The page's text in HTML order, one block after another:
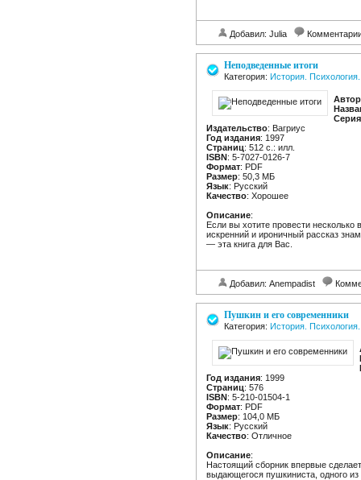
Добавил: Julia
Неподведенные итоги
Категория: История.
Автор
Серия
Издательство: Вагриус
Год издания: 1997
Страниц: 512 с.: илл.
ISBN: 5-7027-0126-7
Формат: PDF
Размер: 50,3 МБ
Язык: Русский
Качество: Хорошее
Описание:
Если вы хотите провести
искренний и ироничный рассказ
— эта книга для Вас.
Добавил: Anempadist
Пушкин и его современники
Категория: История.
Год издания: 1999
Страниц: 576
ISBN: 5-210-01504-1
Формат: PDF
Размер: 104,0 МБ
Язык: Русский
Качество: Отличное
Описание:
Настоящий сборник впервые
выдающегося пушкиниста, одного